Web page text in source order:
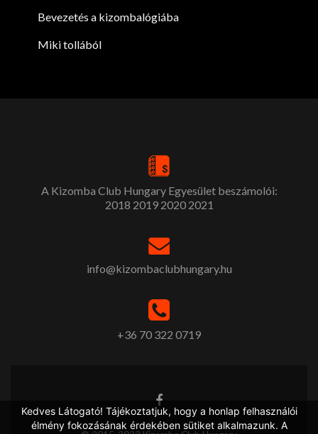
Bevezetés a kizombalógiába
Miki tollából
A Kizomba Club Hungary Egyesület beszámolói:
2018 2019 2020 2021
info@kizombaclubhungary.hu
+36 70 322 0719
Kedves Látogató! Tájékoztatjuk, hogy a honlap felhasználói
élmény fokozásának érdekében sütiket alkalmazunk. A